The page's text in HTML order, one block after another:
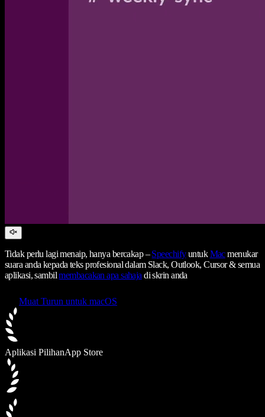
Tidak perlu lagi menaip, hanya bercakap –SpeechifyuntukMacmenukar
suara anda kepada teks profesional dalam Slack, Outlook, Cursor & semua
aplikasi, sambilmembacakan apa sahaja di skrin anda
Muat Turun untuk macOS
Aplikasi PilihanApp Store